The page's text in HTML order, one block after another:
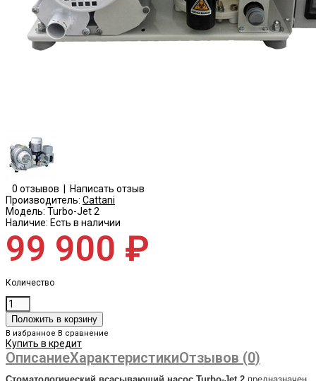
0 отзывов
Написать отзыв
Производитель: Cattani
Модель: Turbo-Jet 2
Наличие: Есть в наличии
99 900 ₽
Количество
В избранное В сравнение
Купить в кредит
ОписаниеХарактеристикиОтзывов (0)